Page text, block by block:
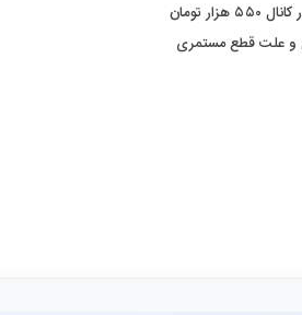
تومان
و علت قطع مستمری